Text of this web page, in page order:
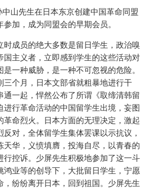
先生在日本东京创建中国革命同盟
加，成为同盟会的早期会员。
成员的绝大多数是留日学生，政治嗅
国主义者，立即感到学生的这些活动对
一种威胁，是一种不可忽视的危险。
三个月，日本文部省就粗暴地进行干
通一起，悍然公布了所谓《取缔清韩留
进行革命活动的中国留学生出境，妄图
革命烈火。日本方面的无理决定，激起
对，全体留学生集体罢课以示抗议，
天华，义愤填膺，投海自尽，以青春的
行控诉。少屏先生积极地参加了这一斗
鸿业等的创导下，大批留日学生，宁愿
，纷纷离开日本，回到祖国。少屏先生